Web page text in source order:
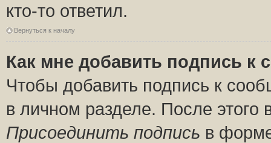
кто-то ответил.
Вернуться к началу
Как мне добавить подпись к
Чтобы добавить подпись к
в личном разделе. После
Присоединить подпись в